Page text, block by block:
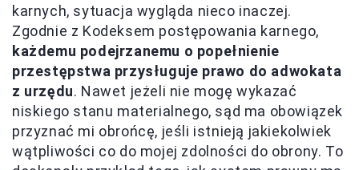
karnych, sytuacja wygląda nieco inaczej.
Zgodnie z Kodeksem postępowania karnego,
każdemu podejrzanemu o popełnienie
przestępstwa przysługuje prawo do adwokata
z urzędu. Nawet jeżeli nie mogę wykazać
niskiego stanu materialnego, sąd ma obowiązek
przyznać mi obrońcę, jeśli istnieją jakiekolwiek
wątpliwości co do mojej zdolności do obrony. To